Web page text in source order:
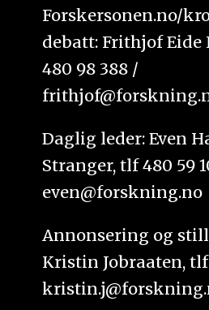
Forskersonen.no/
debatt: Frithjof Eide
480 98 388 /
Daglig leder: Even
Stranger, tlf 480 59
even@forskning.no
Annonsering og
Kristin Jobraaten, tlf